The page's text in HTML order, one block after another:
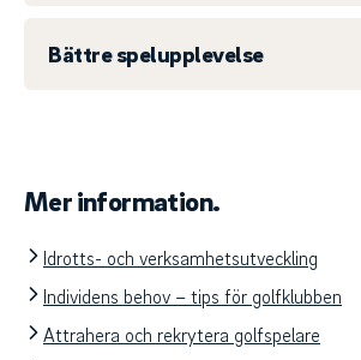
Bättre spelupplevelse
Mer information.
Idrotts- och verksamhetsutveckling
Individens behov – tips för golfklubben
Attrahera och rekrytera golfspelare